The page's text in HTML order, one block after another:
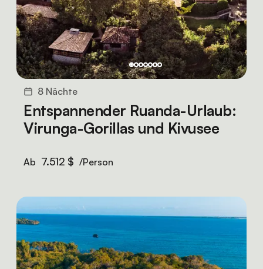
8 Nächte
Entspannender Ruanda-Urlaub:
Virunga-Gorillas und Kivusee
Ab 7.512 $ /Person